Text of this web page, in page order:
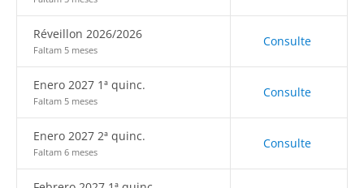
Réveillon 2026/2026
Faltam 5 meses
Consulte
Enero 2027 1ª quinc.
Faltam 5 meses
Consulte
Enero 2027 2ª quinc.
Faltam 6 meses
Consulte